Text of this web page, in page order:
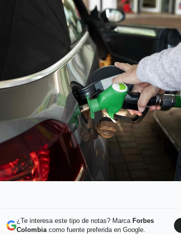
¿Te interesa este tipo de notas? Marca Forbes
Colombiacomo fuente preferida en Google.